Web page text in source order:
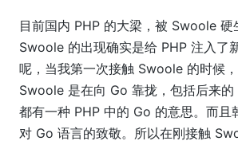
目前国内 PHP 的大梁，被 Swoole 硬
Swoole 的出现确实是给 PHP 注入了
呢，当我第一次接触 Swoole 的时候，
Swoole 是在向 Go 靠拢，包括后来的
都有一种 PHP 中的 Go 的意思。而且
对 Go 语言的致敬。所以在刚接触